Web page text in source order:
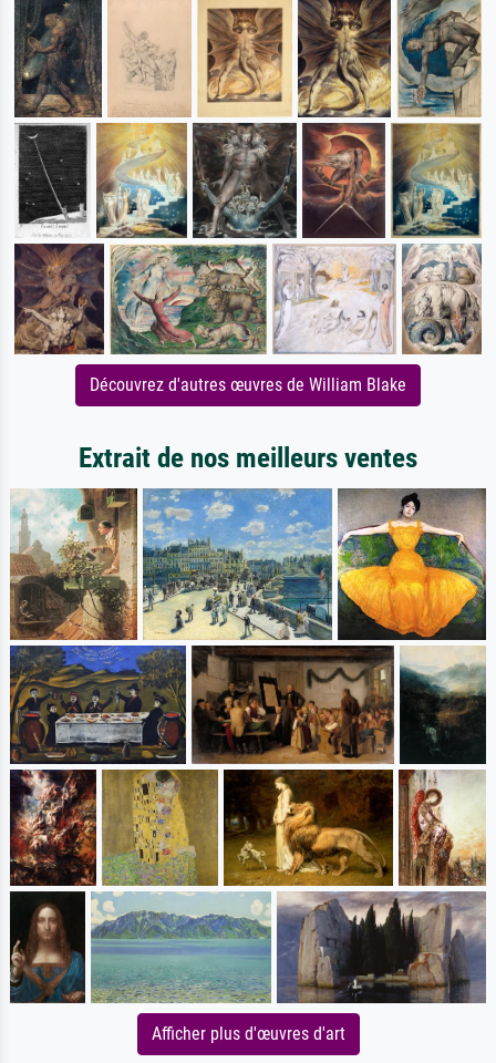
Découvrez d'autres œuvres de William Blake
Extrait de nos meilleurs ventes
Afficher plus d'œuvres d'art